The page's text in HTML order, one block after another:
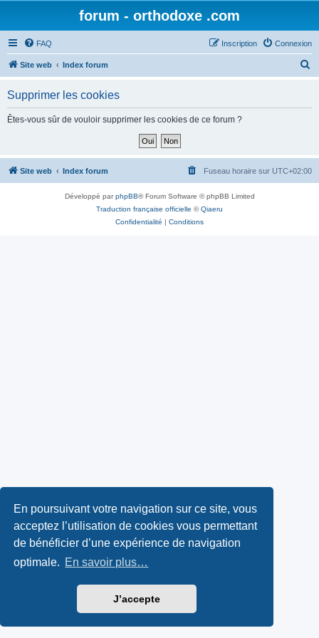
En poursuivant votre navigation sur ce site, vous
acceptez l’utilisation de cookies vous permettant
de bénéficier d’une expérience de navigation
optimale. En savoir plus…
J’accepte
forum - orthodoxe .com
FAQ Connexion
Inscription
Site web Index forum
h
Supprimer les cookies
Êtes-vous sûr de vouloir supprimer les cookies de ce forum ?
Site web Index forum Fuseau horaire sur UTC+02:00
Développé parphpBB® Forum Software © phpBB Limited
Traduction française officielle ©Qiaeru
Confidentialité | Conditions